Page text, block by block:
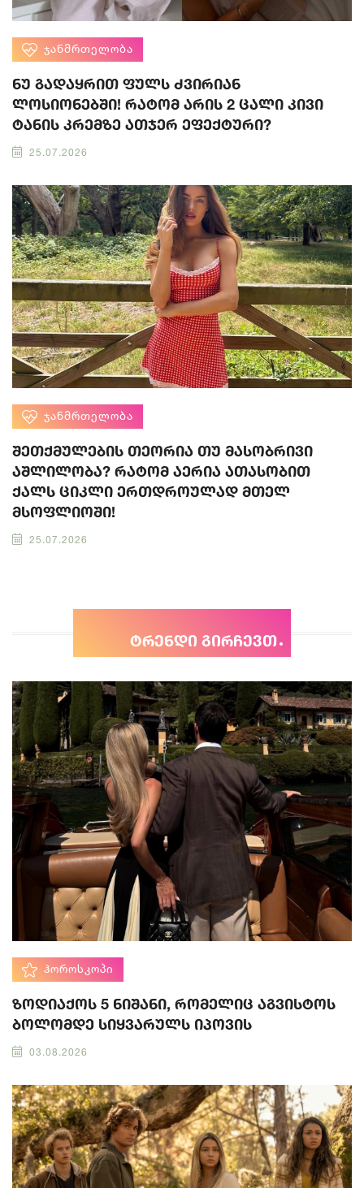
ᲯᲐᲜᲛᲠᲗᲔᲚᲝᲑᲐ
ნუ გადაყრით ფულს ძვირიან
ლოსიონებში! რატომ არის 2 ცალი კივი
ტანის კრემზე ათჯერ ეფექტური?
25.07.2026
ᲯᲐᲜᲛᲠᲗᲔᲚᲝᲑᲐ
შეთქმულების თეორია თუ მასობრივი
აშლილობა? რატომ აერია ათასობით
ქალს ციკლი ერთდროულად მთელ
მსოფლიოში!
25.07.2026
ტრენდი გირჩევთ
ᲰᲝᲠᲝᲡᲙᲝᲞᲘ
ზოდიაქოს 5 ნიშანი, რომელიც აგვისტოს
ბოლომდე სიყვარულს იპოვის
03.08.2026